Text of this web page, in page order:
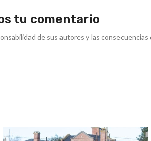
tu comentario
de sus autores y las